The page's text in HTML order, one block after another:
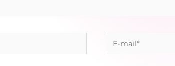
E-
mail*